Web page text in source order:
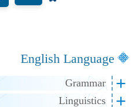
English Language
Grammar
Linguistics